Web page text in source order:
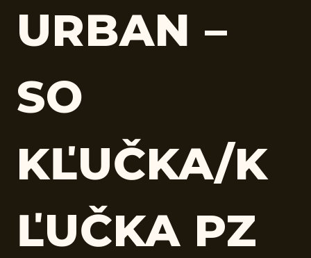
URBAN –
SO
KĽUČKA/K
ĽUČKA PZ